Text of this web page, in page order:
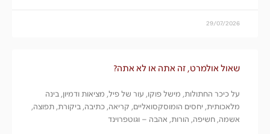
29/07/2026
שאול אולמרט, זה אתה או לא אתה?
על כיכר החתולות, מישל פוקו, עור של פיל, מציאות ודמיון, בינה
מלאכותית, יחסים הומוסקסואליים, קריאה, כתיבה, ביקורת, תפוצה,
אשמה, חשיפה, הורות, אהבה – וגוטפרוינד